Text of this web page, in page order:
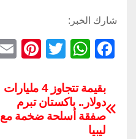
شارك الخبر:
F
c
e
b
W
at
s
A
T
tt
er
Pi
er
e
st
بقيمة تتجاوز 4 مليارات
دولار.. باكستان تبرم
صفقة أسلحة ضخمة مع
ليبيا